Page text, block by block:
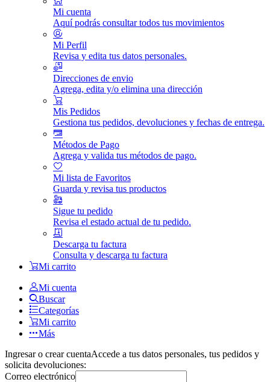
Mi cuenta
Aquí podrás consultar todos tus movimientos
Mi Perfil
Revisa y edita tus datos personales.
Direcciones de envio
Agrega, edita y/o elimina una dirección
Mis Pedidos
Gestiona tus pedidos, devoluciones y fechas de entrega.
Métodos de Pago
Agrega y valida tus métodos de pago.
Mi lista de Favoritos
Guarda y revisa tus productos
Sigue tu pedido
Revisa el estado actual de tu pedido.
Descarga tu factura
Consulta y descarga tu factura
Mi carrito
Mi cuenta
Buscar
Categorías
Mi carrito
Más
Ingresar o crear cuentaAccede a tus datos personales, tus pedidos y
solicita devoluciones:
Correo electrónico